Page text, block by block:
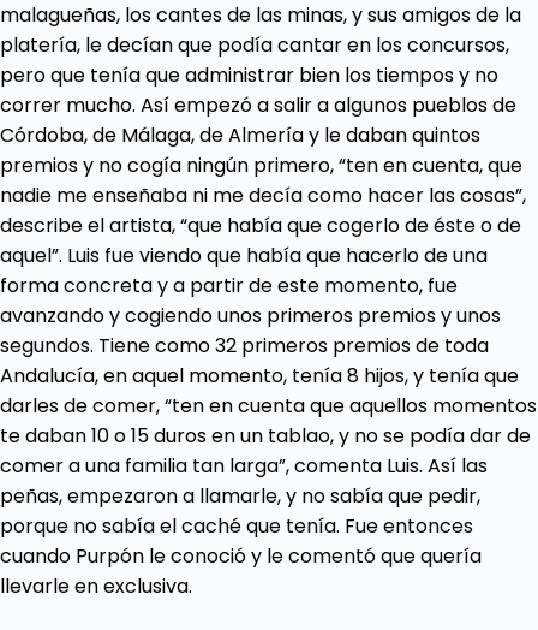
malagueñas, los cantes de las minas, y sus amigos de la
platería, le decían que podía cantar en los concursos,
pero que tenía que administrar bien los tiempos y no
correr mucho. Así empezó a salir a algunos pueblos de
Córdoba, de Málaga, de Almería y le daban quintos
premios y no cogía ningún primero, “ten en cuenta, que
nadie me enseñaba ni me decía como hacer las cosas”,
describe el artista, “que había que cogerlo de éste o de
aquel”. Luis fue viendo que había que hacerlo de una
forma concreta y a partir de este momento, fue
avanzando y cogiendo unos primeros premios y unos
segundos. Tiene como 32 primeros premios de toda
Andalucía, en aquel momento, tenía 8 hijos, y tenía que
darles de comer, “ten en cuenta que aquellos momentos
te daban 10 o 15 duros en un tablao, y no se podía dar de
comer a una familia tan larga”, comenta Luis. Así las
peñas, empezaron a llamarle, y no sabía que pedir,
porque no sabía el caché que tenía. Fue entonces
cuando Purpón le conoció y le comentó que quería
llevarle en exclusiva.